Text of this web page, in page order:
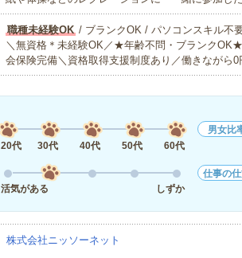
職種未経験OK/ ブランクOK / パソコンスキル不
＼無資格＊未経験OK／★年齢不問・ブランク
会保険完備＼資格取得支援制度あり／働きながら
20代
30代 40代 50代 60代
男女比
活気がある
しずか
仕事の
株式会社ニッソーネット